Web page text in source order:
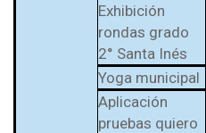
Exhibición
rondas grado
2° Santa Inés
Yoga municipal
Aplicación
pruebas quiero